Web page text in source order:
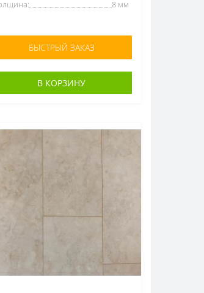
8 мм
БЫСТРЫЙ ЗАКАЗ
В КОРЗИНУ